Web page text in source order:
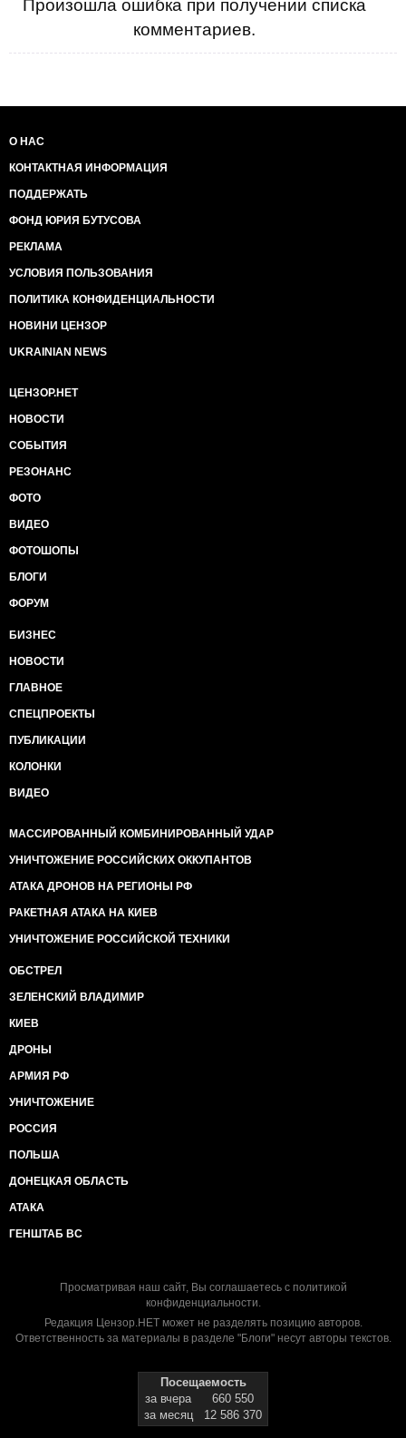
Произошла ошибка при получении списка
комментариев.
О НАС
КОНТАКТНАЯ ИНФОРМАЦИЯ
ПОДДЕРЖАТЬ
ФОНД ЮРИЯ БУТУСОВА
РЕКЛАМА
УСЛОВИЯ ПОЛЬЗОВАНИЯ
ПОЛИТИКА КОНФИДЕНЦИАЛЬНОСТИ
НОВИНИ ЦЕНЗОР
UKRAINIAN NEWS
ЦЕНЗОР.НЕТ
НОВОСТИ
СОБЫТИЯ
РЕЗОНАНС
ФОТО
ВИДЕО
ФОТОШОПЫ
БЛОГИ
ФОРУМ
БИЗНЕС
НОВОСТИ
ГЛАВНОЕ
СПЕЦПРОЕКТЫ
ПУБЛИКАЦИИ
КОЛОНКИ
ВИДЕО
МАССИРОВАННЫЙ КОМБИНИРОВАННЫЙ УДАР
УНИЧТОЖЕНИЕ РОССИЙСКИХ ОККУПАНТОВ
АТАКА ДРОНОВ НА РЕГИОНЫ РФ
РАКЕТНАЯ АТАКА НА КИЕВ
УНИЧТОЖЕНИЕ РОССИЙСКОЙ ТЕХНИКИ
ОБСТРЕЛ
ЗЕЛЕНСКИЙ ВЛАДИМИР
КИЕВ
ДРОНЫ
АРМИЯ РФ
УНИЧТОЖЕНИЕ
РОССИЯ
ПОЛЬША
ДОНЕЦКАЯ ОБЛАСТЬ
АТАКА
ГЕНШТАБ ВС
Просматривая наш сайт, Вы соглашаетесь с политикой
конфиденциальности.
Редакция Цензор.НЕТ может не разделять позицию авторов.
Ответственность за материалы в разделе "Блоги" несут авторы текстов.
Посещаемость
за вчера
660 550
за месяц
12 586 370